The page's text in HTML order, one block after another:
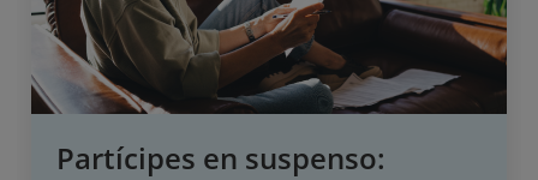
Partícipes en suspenso: